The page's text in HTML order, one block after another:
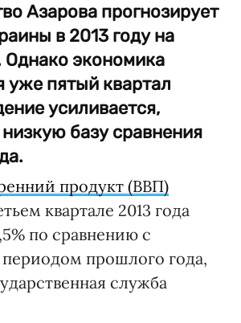
Азарова прогнозирует
в 2013 году на
Однако экономика
уже пятый квартал
усиливается,
базу сравнения
продукт (ВВП)
квартале 2013 года
по сравнению с
прошлого года,
служба